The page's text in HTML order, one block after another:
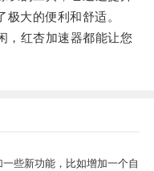
大的便利和舒适。
红杏加速器都能让您
些新功能，比如增加一个自